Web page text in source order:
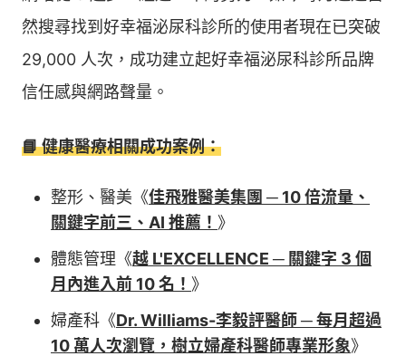
然搜尋找到好幸福泌尿科診所的使用者現在已突破
29,000 人次，成功建立起好幸福泌尿科診所品牌
信任感與網路聲量。
📘 健康醫療相關成功案例：
整形、醫美《佳飛雅醫美集團 ─ 10 倍流量、
關鍵字前三、AI 推薦！ 》
體態管理《越 L'EXCELLENCE ─ 關鍵字 3 個
月內進入前 10 名！ 》
婦產科《Dr. Williams-李毅評醫師 ─ 每月超過
10 萬人次瀏覽，樹立婦產科醫師專業形象》